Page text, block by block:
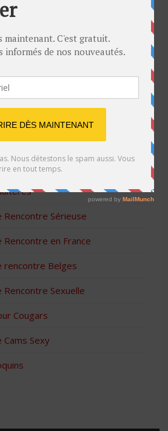
Grâce
Une femme infidèle trompe
Rencontre
les Couples Échangistes
Rencontre Sérieuse
Rencontre en France
rencontre Belges
Rencontre Sexuelle
Cougars
Cams Sexy